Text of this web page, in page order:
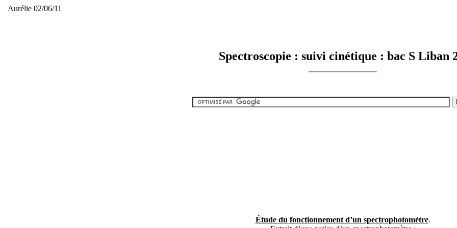
Aurélie 02/06/11
Spectroscopie : suivi cinétique : bac S Liban
Étude du fonctionnement d’un spectrophotomètre.